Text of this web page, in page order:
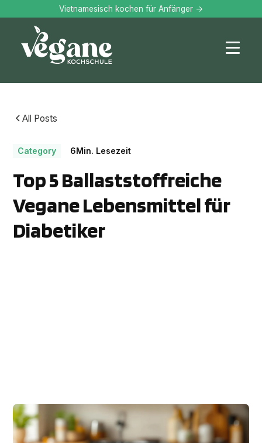
Vietnamesisch kochen für Anfänger ->
All Posts
Category 6Min. Lesezeit
Top 5 Ballaststoffreiche
Vegane Lebensmittel für
Diabetiker